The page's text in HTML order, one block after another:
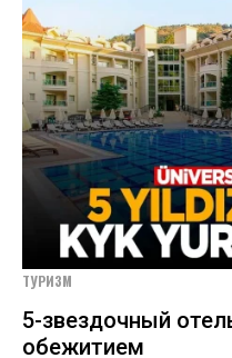
ТУРИЗМ
5-звездочный
обежитием